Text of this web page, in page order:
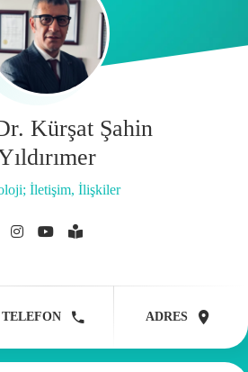
Kürşat Şahin
İletişim, İlişkiler
TELEFON ADRES